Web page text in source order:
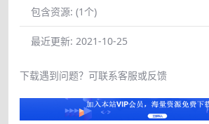
包含资源: (1个)
最近更新: 2021-10-25
下载遇到问题？可联系客服或反馈